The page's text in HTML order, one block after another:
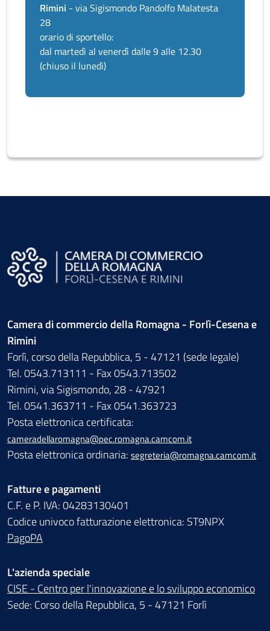
Rimini - via Sigismondo Pandolfo Malatesta
28
orario di sportello:
dal martedì al venerdì dalle 9 alle 12.30
(chiuso il lunedì)
Camera di commercio della Romagna - Forlì-Cesena e
Rimini
Forlì, corso della Repubblica, 5 - 47121 (sede legale)
Tel. 0543.713111 - Fax 0543.713502
Rimini, via Sigismondo, 28 - 47921
Tel. 0541.363711 - Fax 0541.363723
Posta elettronica certificata:
cameradellaromagna@pec.romagna.camcom.it
Posta elettronica ordinaria: segreteria@romagna.camcom.it
Fatture e pagamenti
C.F. e P. IVA: 04283130401
Codice univoco fatturazione elettronica: ST9NPX
PagoPA
L'azienda speciale
CISE - Centro per l'innovazione e lo sviluppo economico
Sede: Corso della Repubblica, 5 - 47121 Forlì